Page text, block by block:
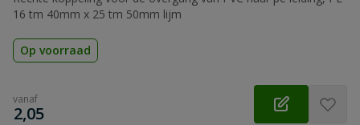
16 tm 40mm x 25 tm 50mm lijm
Op voorraad
vanaf
€
2,05